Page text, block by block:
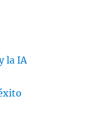
la IA